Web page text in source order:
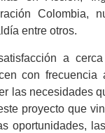
Colombia,
entre otros.
a
con
las necesidades
proyecto que
oportunidades,